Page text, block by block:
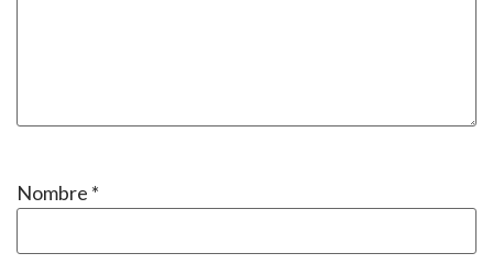
Nombre *